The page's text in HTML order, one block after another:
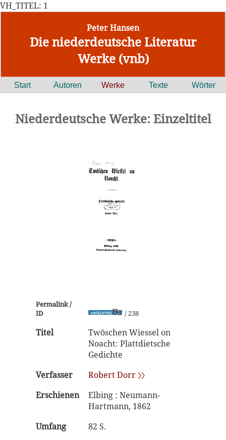
VH_TITEL: 1
Peter Hansen
Die niederdeutsche Literatur
Werke (vnb)
Start Autoren Werke Texte Wörter
Niederdeutsche Werke: Einzeltitel
Permalink /
ID
/ 238
Titel
Twöschen Wiessel on
Noacht: Plattdietsche
Gedichte
Verfasser
Robert Dorr 〉〉
Erschienen
Elbing : Neumann-
Hartmann, 1862
Umfang
82 S.